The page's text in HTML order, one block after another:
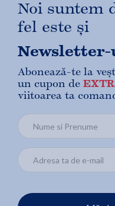
Noi suntem
fel este și
Abonează-te la
un cupon de
viitoarea ta